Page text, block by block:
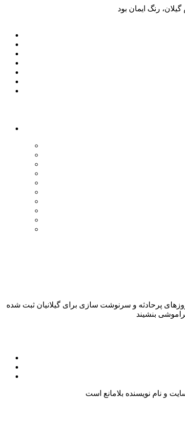
پرحادثه و سرنوشت سازی برای گیلانیان ثبت شده
و نام نویسنده بلامانع است